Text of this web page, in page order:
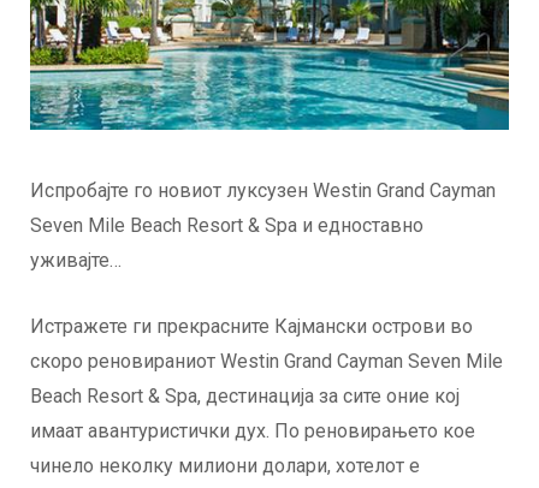
Испробајте го новиот луксузен Westin Grand Cayman
Seven Mile Beach Resort & Spa и едноставно
уживајте…
Истражете ги прекрасните Кајмански острови во
скоро реновираниот Westin Grand Cayman Seven Mile
Beach Resort & Spa, дестинација за сите оние кој
имаат авантуристички дух. По реновирањето кое
чинело неколку милиони долари, хотелот е